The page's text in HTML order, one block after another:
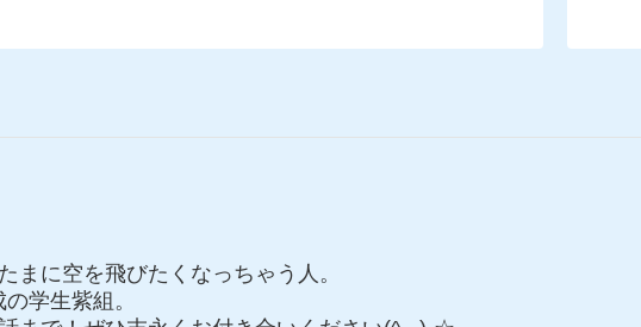
まに空を飛びたくなっちゃう人。
学生紫組。